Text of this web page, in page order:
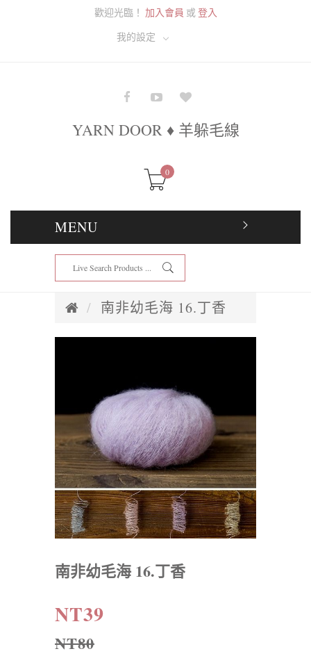
歡迎光臨！ 加入會員 或登入
我的設定
YARN DOOR ♦ 羊躲毛線
0
MENU
南非幼毛海 16.丁香
南非幼毛海 16.丁香
NT39
NT80